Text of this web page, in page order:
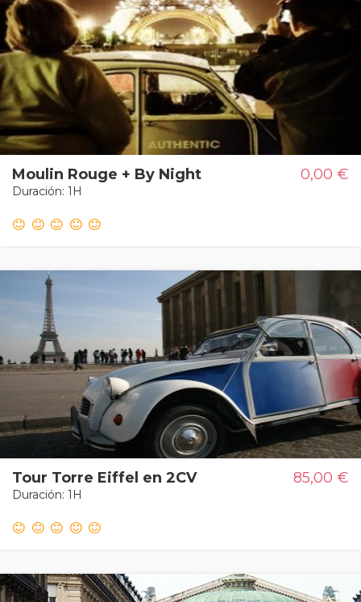
Moulin Rouge + By Night 0,00 €
Duración: 1H
Tour Torre Eiffel en 2CV 85,00 €
Duración: 1H